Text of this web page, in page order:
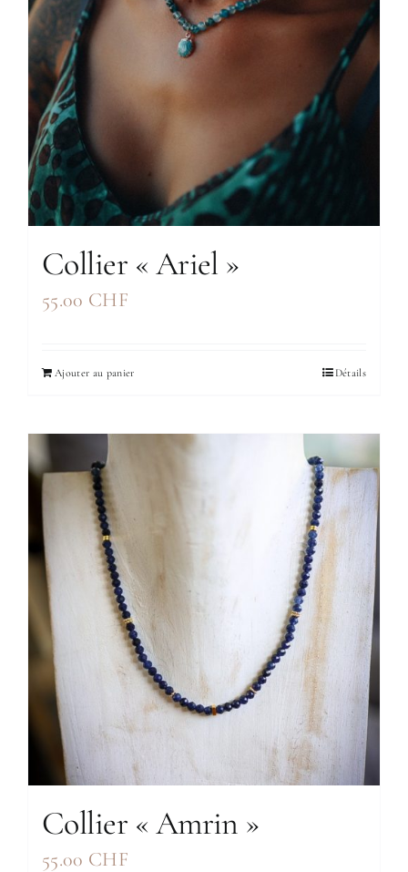
Collier « Ariel »
55.00 CHF
Ajouter au panier Détails
Collier « Amrin »
55.00 CHF